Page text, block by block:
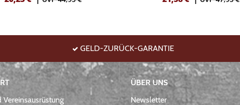
GELD-ZURÜCK-GARANTIE
ÜBER UNS
Newsletter